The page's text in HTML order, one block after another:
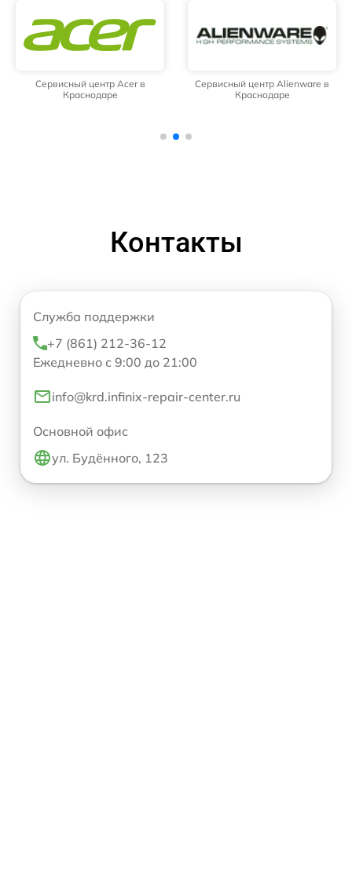
Сервисный центр Acer в
Краснодаре
Сервисный центр Alienware в
Краснодаре
Контакты
Служба поддержки
+7 (861) 212-36-12
Ежедневно с 9:00 до 21:00
info@krd.infinix-repair-center.ru
Основной офис
ул. Будённого, 123